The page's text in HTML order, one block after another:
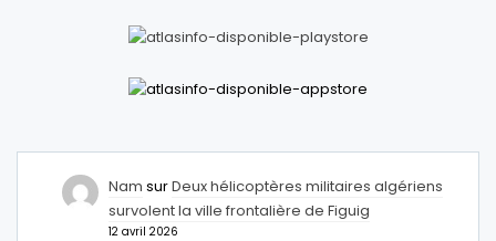
Nam surDeux hélicoptères militaires algériens
survolent la ville frontalière de Figuig
12 avril 2026